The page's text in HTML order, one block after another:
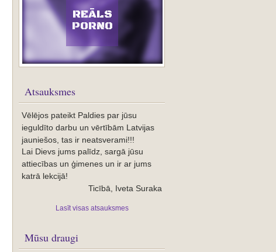
REĀLS
PORNO
Atsauksmes
Vēlējos pateikt Paldies par jūsu
ieguldīto darbu un vērtībām Latvijas
jauniešos, tas ir neatsverami!!!
Lai Dievs jums palīdz, sargā jūsu
attiecības un ģimenes un ir ar jums
katrā lekcijā!
Ticībā, Iveta Suraka
Lasīt visas atsauksmes
Mūsu draugi